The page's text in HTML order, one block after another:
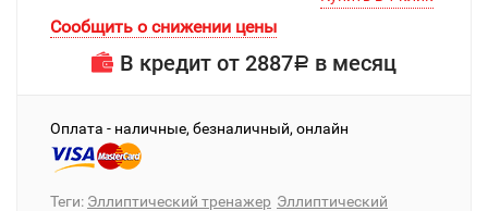
Сообщить о снижении цены
В кредит от 2887Р в месяц
Оплата - наличные, безналичный, онлайн
Теги: Эллиптический тренажер Эллиптический